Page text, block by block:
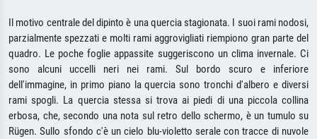
Il motivo centrale del dipinto è una quercia stagionata. I suoi rami nodosi,
parzialmente spezzati e molti rami aggrovigliati riempiono gran parte del
quadro. Le poche foglie appassite suggeriscono un clima invernale. Ci
sono alcuni uccelli neri nei rami. Sul bordo scuro e inferiore
dell'immagine, in primo piano la quercia sono tronchi d'albero e diversi
rami spogli. La quercia stessa si trova ai piedi di una piccola collina
erbosa, che, secondo una nota sul retro dello schermo, è un tumulo su
Rügen. Sullo sfondo c'è un cielo blu-violetto serale con tracce di nuvole